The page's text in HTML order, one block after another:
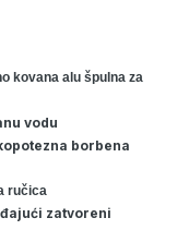
kovana alu špulna za
vodu
borbena
ručica
zatvoreni